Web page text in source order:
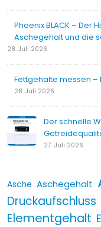
Phoenix BLACK – Der
Aschegehalt und die
28. Juli 2026
Fettgehalte messen –
28. Juli 2026
Der schnelle
27. Juli 2026
Asche Aschegehalt
Druckaufschluss
Elementgehalt